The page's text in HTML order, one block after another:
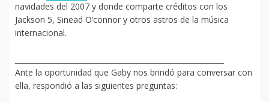
navidades del 2007 y donde comparte créditos con los
Jackson 5, Sinead O’connor y otros astros de la música
internacional.
Ante la oportunidad que Gaby nos brindó para conversar con
ella, respondió a las siguientes preguntas: